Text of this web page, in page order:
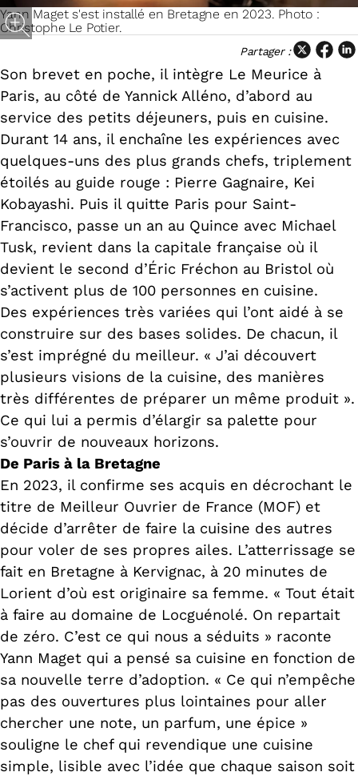
Yann Maget s'est installé en Bretagne en 2023. Photo :
Christophe Le Potier.
Partager :
Son brevet en poche, il intègre Le Meurice à
Paris, au côté de Yannick Alléno, d’abord au
service des petits déjeuners, puis en cuisine.
Durant 14 ans, il enchaîne les expériences avec
quelques-uns des plus grands chefs, triplement
étoilés au guide rouge : Pierre Gagnaire, Kei
Kobayashi. Puis il quitte Paris pour Saint-
Francisco, passe un an au Quince avec Michael
Tusk, revient dans la capitale française où il
devient le second d’Éric Fréchon au Bristol où
s’activent plus de 100 personnes en cuisine.
Des expériences très variées qui l’ont aidé à se
construire sur des bases solides. De chacun, il
s’est imprégné du meilleur. « J’ai découvert
plusieurs visions de la cuisine, des manières
très différentes de préparer un même produit ».
Ce qui lui a permis d’élargir sa palette pour
s’ouvrir de nouveaux horizons.
De Paris à la Bretagne
En 2023, il confirme ses acquis en décrochant le
titre de Meilleur Ouvrier de France (MOF) et
décide d’arrêter de faire la cuisine des autres
pour voler de ses propres ailes. L’atterrissage se
fait en Bretagne à Kervignac, à 20 minutes de
Lorient d’où est originaire sa femme. « Tout était
à faire au domaine de Locguénolé. On repartait
de zéro. C’est ce qui nous a séduits » raconte
Yann Maget qui a pensé sa cuisine en fonction de
sa nouvelle terre d’adoption. « Ce qui n’empêche
pas des ouvertures plus lointaines pour aller
chercher une note, un parfum, une épice »
souligne le chef qui revendique une cuisine
simple, lisible avec l’idée que chaque saison soit